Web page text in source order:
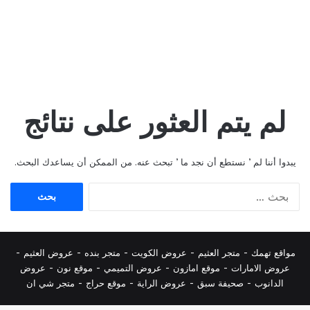
لم يتم العثور على نتائج
يبدوا أننا لم ’ نستطع أن نجد ما ’ تبحث عنه. من الممكن أن يساعدك البحث.
مواقع تهمك - متجر العثيم - عروض الكويت - متجر بنده - عروض العثيم -
عروض الامارات - موقع امازون - عروض التميمي - موقع نون - عروض
الدانوب - صحيفة سبق - عروض الراية - موقع حراج - متجر شي ان